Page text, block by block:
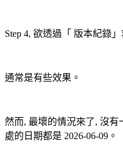
Step 4, 欲透過「 版本紀錄」
通常是有些效果。
然而, 最壞的情況來了, 沒
處的日期都是 2026-06-09。